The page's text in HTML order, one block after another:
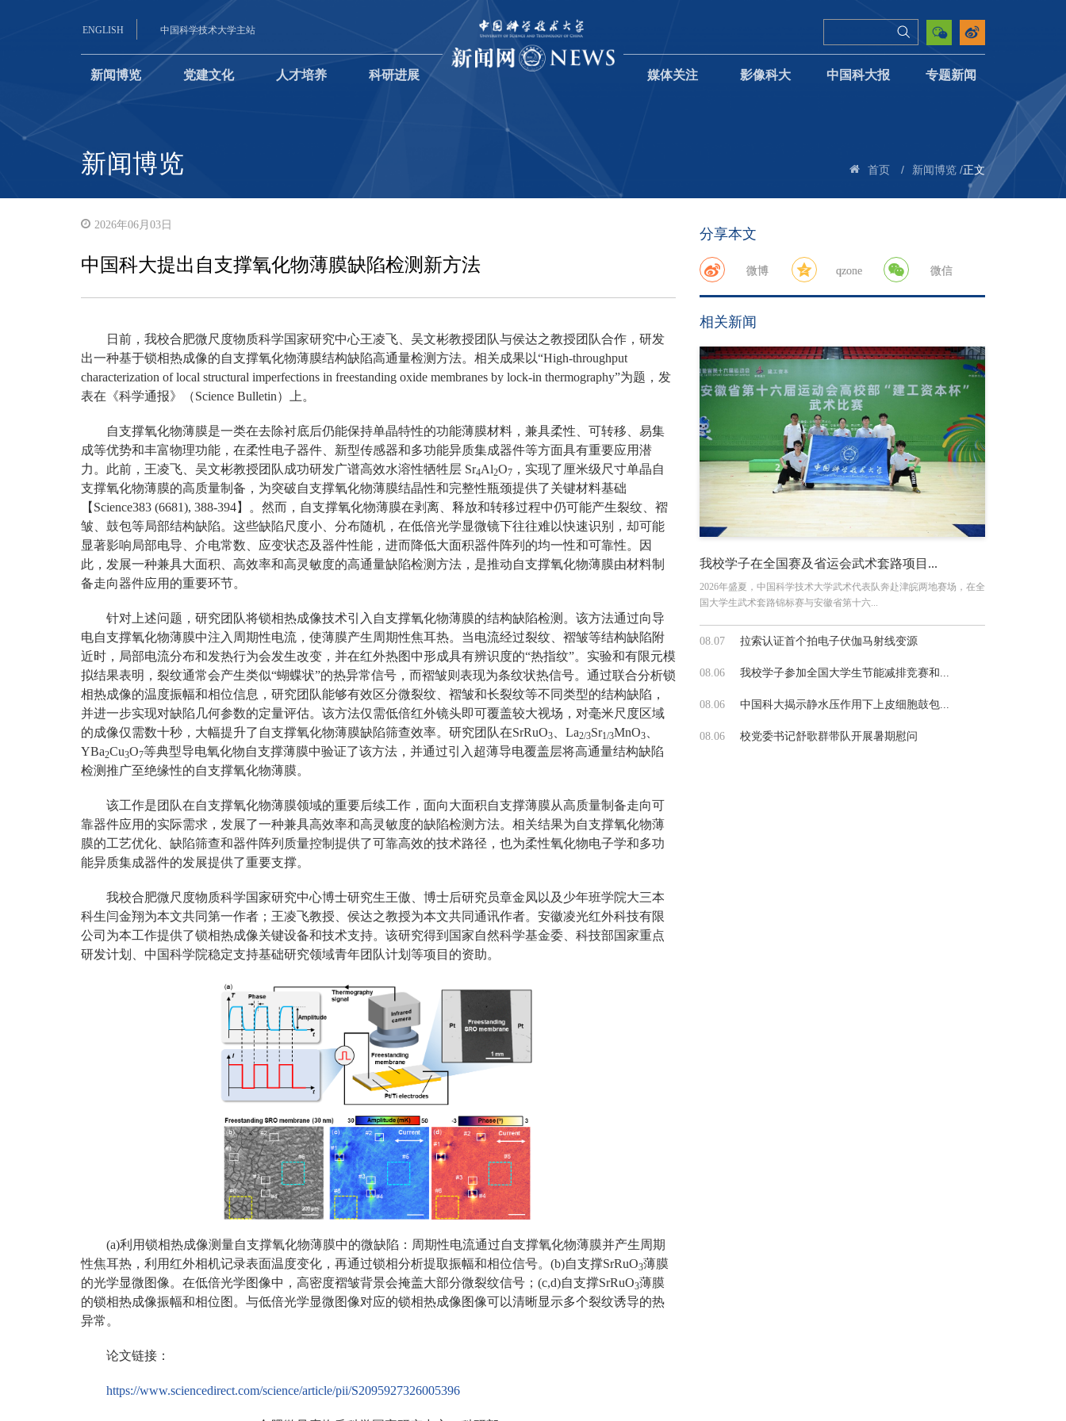
ENGLISH 中国科学技术大学主站
新闻博览 党建文化 人才培养 科研进展 媒体关注 影像科大 中国科大报 专题新闻
新闻博览 首页 / 新闻博览 /正文
2026年06月03日
中国科大提出自支撑氧化物薄膜缺陷检测新方法
日前，我校合肥微尺度物质科学国家研究中心王凌飞、吴文彬教授团队与侯达之教授团队合作，研发
出一种基于锁相热成像的自支撑氧化物薄膜结构缺陷高通量检测方法。相关成果以“High-throughput
characterization of local structural imperfections in freestanding oxide membranes by lock-in thermography”为题，发
表在《科学通报》（Science Bulletin）上。
自支撑氧化物薄膜是一类在去除衬底后仍能保持单晶特性的功能薄膜材料，兼具柔性、可转移、易集
成等优势和丰富物理功能，在柔性电子器件、新型传感器和多功能异质集成器件等方面具有重要应用潜
力。此前，王凌飞、吴文彬教授团队成功研发广谱高效水溶性牺牲层 Sr4Al2O7 ，实现了厘米级尺寸单晶自
支撑氧化物薄膜的高质量制备，为突破自支撑氧化物薄膜结晶性和完整性瓶颈提供了关键材料基础
【Science383 (6681), 388-394】。然而，自支撑氧化物薄膜在剥离、释放和转移过程中仍可能产生裂纹、褶
皱、鼓包等局部结构缺陷。这些缺陷尺度小、分布随机，在低倍光学显微镜下往往难以快速识别，却可能
显著影响局部电导、介电常数、应变状态及器件性能，进而降低大面积器件阵列的均一性和可靠性。因
此，发展一种兼具大面积、高效率和高灵敏度的高通量缺陷检测方法，是推动自支撑氧化物薄膜由材料制
备走向器件应用的重要环节。
针对上述问题，研究团队将锁相热成像技术引入自支撑氧化物薄膜的结构缺陷检测。该方法通过向导
电自支撑氧化物薄膜中注入周期性电流，使薄膜产生周期性焦耳热。当电流经过裂纹、褶皱等结构缺陷附
近时，局部电流分布和发热行为会发生改变，并在红外热图中形成具有辨识度的“热指纹”。实验和有限元模
拟结果表明，裂纹通常会产生类似“蝴蝶状”的热异常信号，而褶皱则表现为条纹状热信号。通过联合分析锁
相热成像的温度振幅和相位信息，研究团队能够有效区分微裂纹、褶皱和长裂纹等不同类型的结构缺陷，
并进一步实现对缺陷几何参数的定量评估。该方法仅需低倍红外镜头即可覆盖较大视场，对毫米尺度区域
的成像仅需数十秒，大幅提升了自支撑氧化物薄膜缺陷筛查效率。研究团队在SrRuO3 、La2/3Sr1/3MnO3
YBa2Cu3O7等典型导电氧化物自支撑薄膜中验证了该方法，并通过引入超薄导电覆盖层将高通量结构缺陷
检测推广至绝缘性的自支撑氧化物薄膜。
该工作是团队在自支撑氧化物薄膜领域的重要后续工作，面向大面积自支撑薄膜从高质量制备走向可
靠器件应用的实际需求，发展了一种兼具高效率和高灵敏度的缺陷检测方法。相关结果为自支撑氧化物薄
膜的工艺优化、缺陷筛查和器件阵列质量控制提供了可靠高效的技术路径，也为柔性氧化物电子学和多功
能异质集成器件的发展提供了重要支撑。
我校合肥微尺度物质科学国家研究中心博士研究生王傲、博士后研究员章金凤以及少年班学院大三本
科生闫金翔为本文共同第一作者；王凌飞教授、侯达之教授为本文共同通讯作者。安徽凌光红外科技有限
公司为本工作提供了锁相热成像关键设备和技术支持。该研究得到国家自然科学基金委、科技部国家重点
研发计划、中国科学院稳定支持基础研究领域青年团队计划等项目的资助。
(a)利用锁相热成像测量自支撑氧化物薄膜中的微缺陷：周期性电流通过自支撑氧化物薄膜并产生周期
性焦耳热，利用红外相机记录表面温度变化，再通过锁相分析提取振幅和相位信号。(b)自支撑SrRuO3薄膜
的光学显微图像。在低倍光学图像中，高密度褶皱背景会掩盖大部分微裂纹信号；(c,d)自支撑SrRuO3薄膜
的锁相热成像振幅和相位图。与低倍光学显微图像对应的锁相热成像图像可以清晰显示多个裂纹诱导的热
异常。
论文链接：
https://www.sciencedirect.com/science/article/pii/S2095927326005396
分享本文
微博 qzone 微信
相关新闻
我校学子在全国赛及省运会武术套路项目...
2026年盛夏，中国科学技术大学武术代表队奔赴津皖两地赛场，在全
国大学生武术套路锦标赛与安徽省第十六...
08.07 拉索认证首个拍电子伏伽马射线变源
08.06 我校学子参加全国大学生节能减排竞赛和...
08.06 中国科大揭示静水压作用下上皮细胞鼓包...
08.06 校党委书记舒歌群带队开展暑期慰问